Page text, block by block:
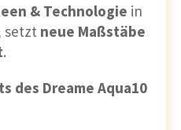
& Technologie in
setzt neue Maßstäbe
.
des Dreame Aqua10